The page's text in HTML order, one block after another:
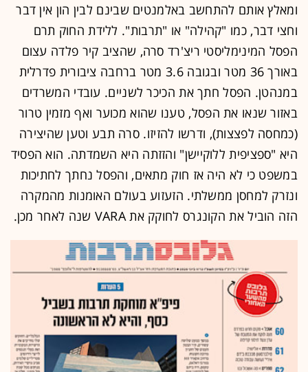
ומאלץ אותם להתחשב באלמנטים שבינם לבין הון אין דבר
וחצי דבר, כמו "קהילה" או "תרבות". ללידת החוק תרם
הפסל המינימליסטי ריצ'רד סרה, שהציב קיר פלדה עצום
באורך 36 מטר ובגובה 3.6 מטר ברחבה ציבורית פדרלית
במנהטן. הפסל חתך את הכיכר לשניים. עובדי המשרדים
באזור שנאו את הפסל, טענו שהוא מכוער ואף מזמין טרור
(כמחסה לפצצות), ודרשו להזיזו. סרה תבע וטען שהיצירה
היא "ספציפית ללוקיישן" והזזתה היא השמדתה. הוא הפסיד
במשפט כי לא היה אז חוק מתאים, והפסל נחתך לחתיכות
ונזרק למחסן ממשלתי. הזעזוע בעולם האומנות מהמקרה
הזה הוביל את הקונגרס לחוקק את VARA שנה לאחר מכן.